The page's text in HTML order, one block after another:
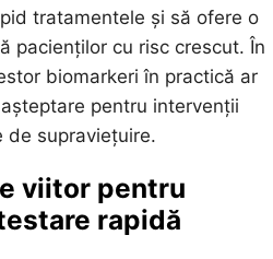
tratamentele și să ofere o
pacienților cu risc crescut. În
biomarkeri în practică ar
pentru intervenții
de supraviețuire.
viitor pentru
rapidă